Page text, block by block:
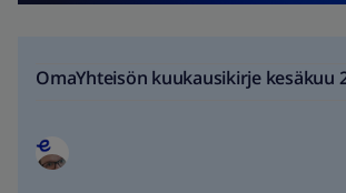
OmaYhteisön kuukausikirje kesäkuu